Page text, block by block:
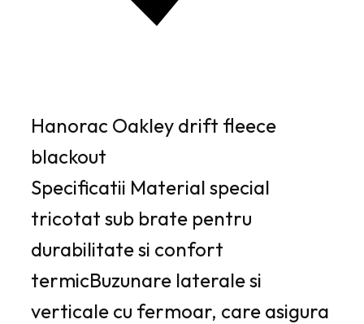
Hanorac Oakley drift fleece
blackout
Specificatii Material special
tricotat sub brate pentru
durabilitate si confort
termicBuzunare laterale si
verticale cu fermoar, care asigura